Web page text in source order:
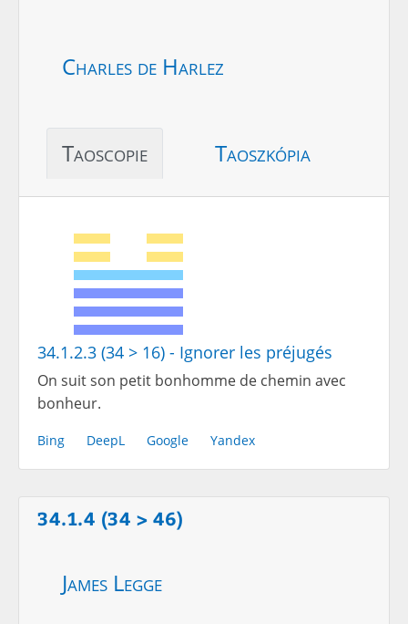
Charles de Harlez
Taoscopie Taoszkópia
34.1.2.3 (34 > 16) - Ignorer les préjugés
On suit son petit bonhomme de chemin avec
bonheur.
Bing DeepL Google Yandex
34.1.4 (34 > 46)
James Legge